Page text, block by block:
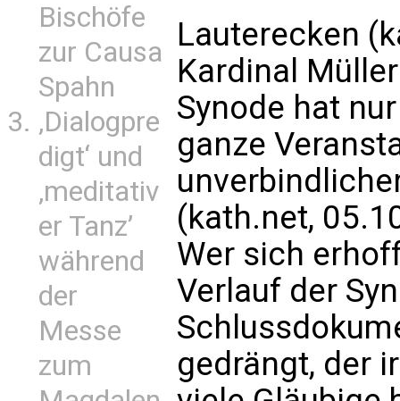
Bischöfe
zur Causa
Spahn
‚Dialogpre
digt‘ und
‚meditativ
er Tanz’
während
der
Messe
zum
Lauterecken
Kardinal
Synode hat
ganze
(kath.net,
Wer sich
Verlauf der
gedrängt, der